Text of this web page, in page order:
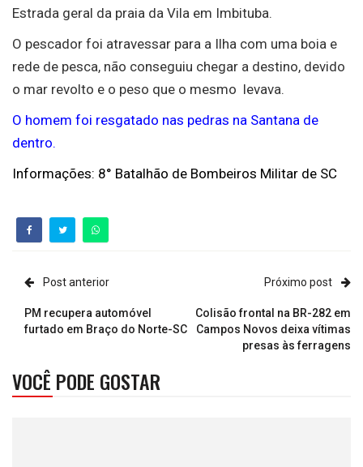
Estrada geral da praia da Vila em Imbituba.
O pescador foi atravessar para a Ilha com uma boia e
rede de pesca, não conseguiu chegar a destino, devido
o mar revolto e o peso que o mesmo levava.
O homem foi resgatado nas pedras na Santana de
dentro.
Informações: 8° Batalhão de Bombeiros Militar de SC
Post anterior
PM recupera automóvel
furtado em Braço do Norte-SC
Próximo post
Colisão frontal na BR-282 em
Campos Novos deixa vítimas
presas às ferragens
VOCÊ PODE GOSTAR